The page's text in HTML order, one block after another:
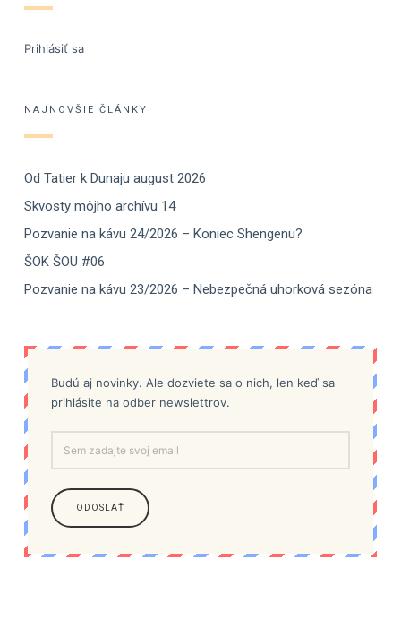
Prihlásiť sa
NAJNOVŠIE ČLÁNKY
Od Tatier k Dunaju august 2026
Skvosty môjho archívu 14
Pozvanie na kávu 24/2026 – Koniec Shengenu?
ŠOK ŠOU #06
Pozvanie na kávu 23/2026 – Nebezpečná uhorková sezóna
Budú aj novinky. Ale dozviete sa o nich, len keď sa
prihlásite na odber newslettrov.